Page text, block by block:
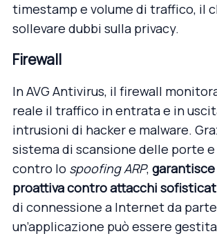
timestamp e volume di traffico, il
sollevare dubbi sulla privacy.
Firewall
In AVG Antivirus, il firewall
reale il traffico in entrata e in
intrusioni di hacker e malware.
sistema di scansione delle porte
contro lo spoofing ARP,
proattiva contro attacchi
di connessione a Internet da
un’applicazione può essere